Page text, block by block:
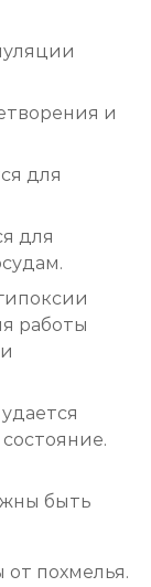
Записаться
Записаться
и
для
для
работы
быть
похмелья.